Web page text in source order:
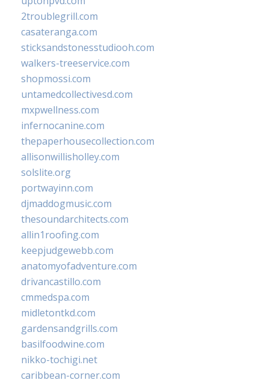
2troublegrill.com
casateranga.com
sticksandstonesstudiooh.com
walkers-treeservice.com
shopmossi.com
untamedcollectivesd.com
mxpwellness.com
infernocanine.com
thepaperhousecollection.com
allisonwillisholley.com
solslite.org
portwayinn.com
djmaddogmusic.com
thesoundarchitects.com
allin1roofing.com
keepjudgewebb.com
anatomyofadventure.com
drivancastillo.com
cmmedspa.com
midletontkd.com
gardensandgrills.com
basilfoodwine.com
nikko-tochigi.net
caribbean-corner.com